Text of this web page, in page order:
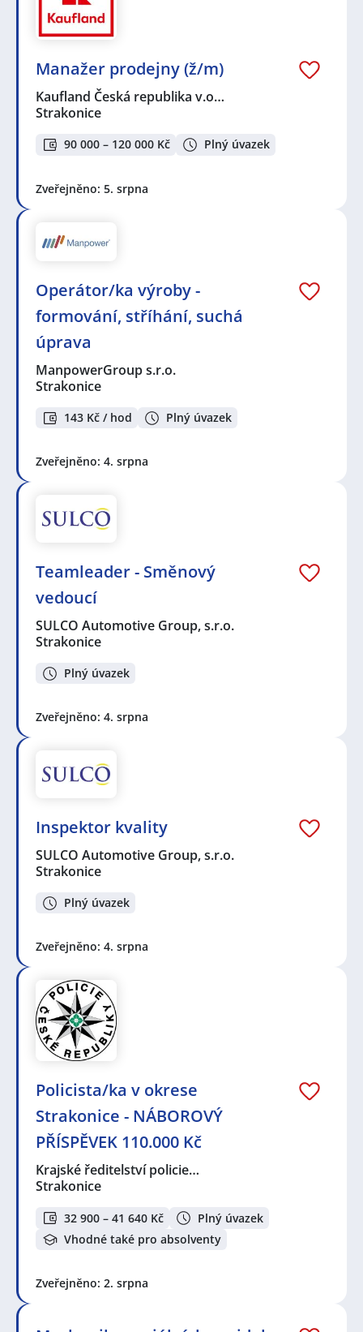
Manažer prodejny (ž/m)
Kaufland Česká republika v.o…
Strakonice
90 000 – 120 000 Kč Plný úvazek
Zveřejněno: 5. srpna
Operátor/ka výroby -
formování, stříhání, suchá
úprava
ManpowerGroup s.r.o.
Strakonice
143 Kč / hod Plný úvazek
Zveřejněno: 4. srpna
Teamleader - Směnový
vedoucí
SULCO Automotive Group, s.r.o.
Strakonice
Plný úvazek
Zveřejněno: 4. srpna
Inspektor kvality
SULCO Automotive Group, s.r.o.
Strakonice
Plný úvazek
Zveřejněno: 4. srpna
Policista/ka v okrese
Strakonice - NÁBOROVÝ
PŘÍSPĚVEK 110.000 Kč
Krajské ředitelství policie…
Strakonice
32 900 – 41 640 Kč
Plný úvazek
Vhodné také pro absolventy
Zveřejněno: 2. srpna